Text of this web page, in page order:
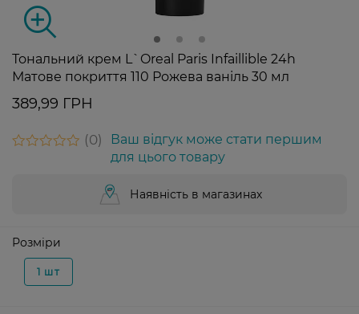
Тональний крем L`Oreal Paris Infaillible 24h
Матове покриття 110 Рожева ваніль 30 мл
389,99 ГРН
0
Ваш відгук може стати першим
для цього товару
Наявність в магазинах
Розміри
1 шт